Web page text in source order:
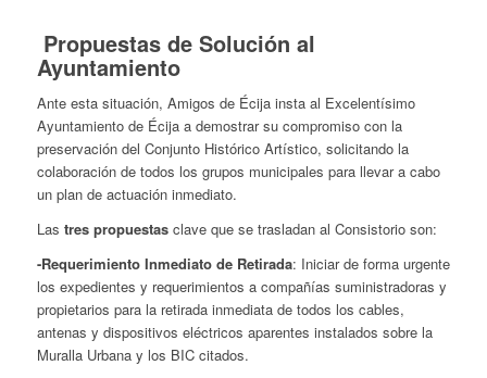
Propuestas de Solución al
Ayuntamiento
Ante esta situación, Amigos de Écija insta al Excelentísimo
Ayuntamiento de Écija a demostrar su compromiso con la
preservación del Conjunto Histórico Artístico, solicitando la
colaboración de todos los grupos municipales para llevar a cabo
un plan de actuación inmediato.
Las tres propuestasclave que se trasladan al Consistorio son:
-Requerimiento Inmediato de Retirada: Iniciar de forma urgente
los expedientes y requerimientos a compañías suministradoras y
propietarios para la retirada inmediata de todos los cables,
antenas y dispositivos eléctricos aparentes instalados sobre la
Muralla Urbana y los BIC citados.